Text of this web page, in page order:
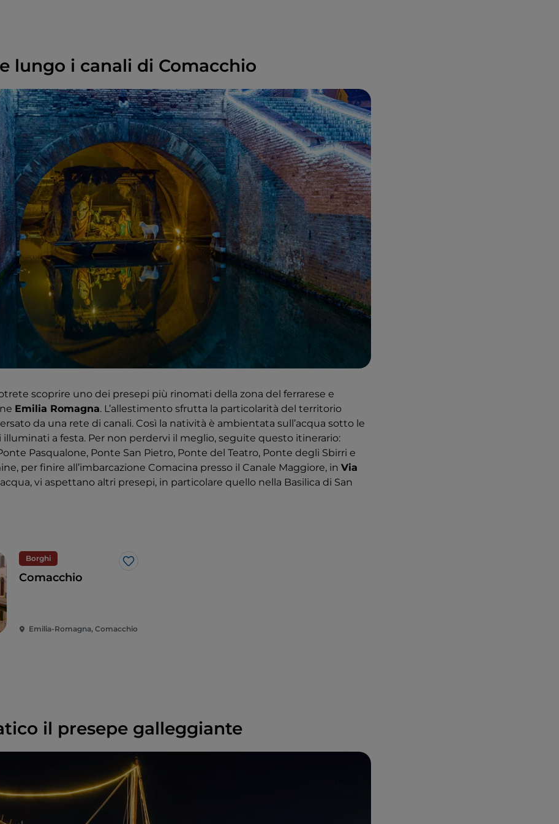
lungo i canali di Comacchio
scoprire uno dei presepi più rinomati della zona del ferrarese e
Emilia Romagna. L’allestimento sfrutta la particolarità del territorio
da una rete di canali. Così la natività è ambientata sull’acqua sotto le
a festa. Per non perdervi il meglio, seguite questo itinerario:
Pasqualone, Ponte San Pietro, Ponte del Teatro, Ponte degli Sbirri e
per finire all’imbarcazione Comacina presso il Canale Maggiore, in Via
vi aspettano altri presepi, in particolare quello nella Basilica di San
Borghi
Like
Comacchio
Emilia-Romagna, Comacchio
il presepe galleggiante